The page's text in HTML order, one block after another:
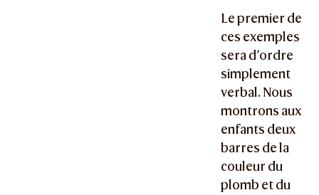
Le premier de
ces exemples
sera d’ordre
simplement
verbal. Nous
montrons aux
enfants deux
barres de la
couleur du
plomb et du